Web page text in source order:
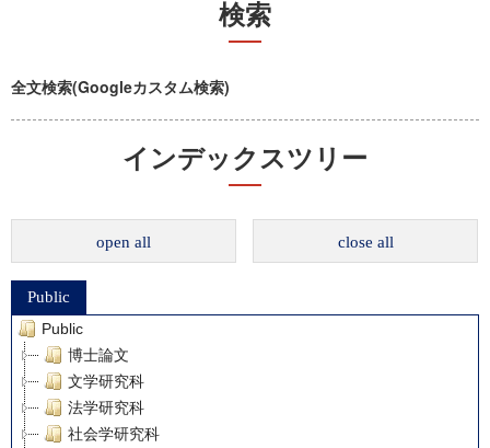
検索
全文検索(Googleカスタム検索)
インデックスツリー
open all close all
Public
Public
博士論文
文学研究科
法学研究科
社会学研究科